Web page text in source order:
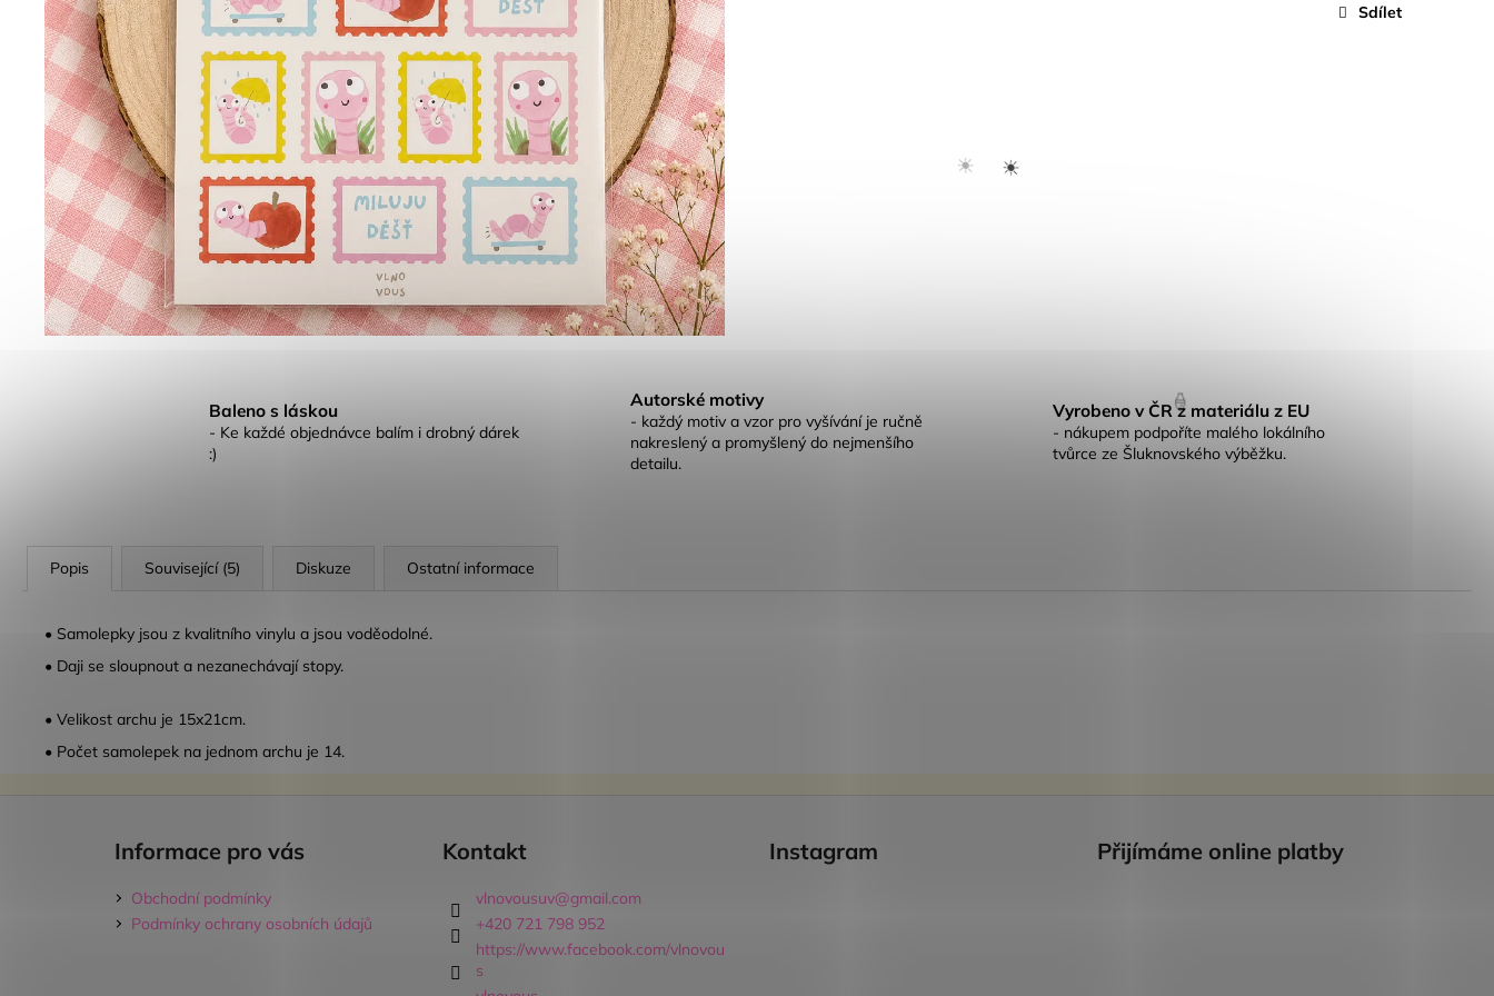
Sdílet
Baleno s láskou
- Ke každé objednávce balím i drobný dárek
:)
Autorské motivy
- každý motiv a vzor pro vyšívání je ručně
nakreslený a promyšlený do nejmenšího
detailu.
Vyrobeno v ČR z materiálu z EU
- nákupem podpoříte malého lokálního
tvůrce ze Šluknovského výběžku.
Popis Související (5) Diskuze Ostatní informace
• Samolepky jsou z kvalitního vinylu a jsou voděodolné.
• Daji se sloupnout a nezanechávají stopy.
• Velikost archu je 15x21cm.
• Počet samolepek na jednom archu je 14.
Informace pro vás
Obchodní podmínky
Podmínky ochrany osobních údajů
Kontakt
vlnovousuv@gmail.com
+420 721 798 952
https://www.facebook.com/vlnovou
s
Instagram Přijímáme online platby